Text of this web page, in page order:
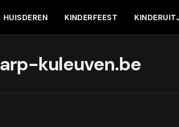
HUISDEREN KINDERFEEST
arp-kuleuven.be